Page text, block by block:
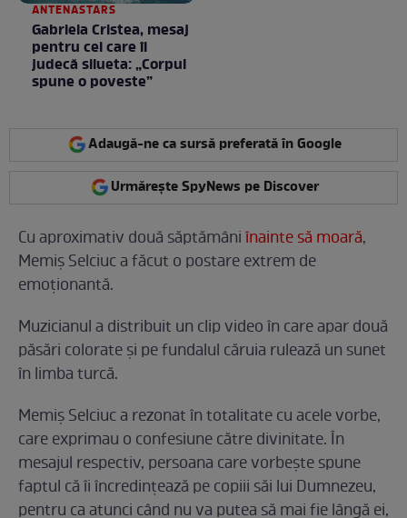
ANTENASTARS
Gabriela Cristea, mesaj
pentru cei care îi
judecă silueta: „Corpul
spune o poveste”
Adaugă-ne ca sursă preferată în Google
Urmărește SpyNews pe Discover
Cu aproximativ două săptămâniînainte să moară,
Memiș Selciuc a făcut o postare extrem de
emoționantă.
Muzicianul a distribuit un clip video în care apar două
păsări colorate și pe fundalul căruia rulează un sunet
în limba turcă.
Memiș Selciuc a rezonat în totalitate cu acele vorbe,
care exprimau o confesiune către divinitate. În
mesajul respectiv, persoana care vorbește spune
faptul că îi încredințează pe copiii săi lui Dumnezeu,
pentru ca atunci când nu va putea să mai fie lângă ei,